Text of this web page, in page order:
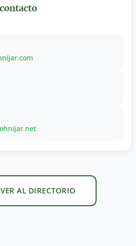
AL DIRECTORIO